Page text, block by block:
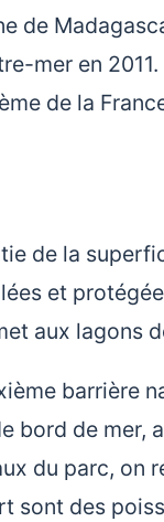
de
mer en
de la
de la
et
aux lagons
barrière
bord de mer,
du parc, on
sont des